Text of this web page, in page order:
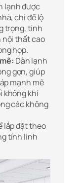
lạnh được
chỉ để lộ
trọng, tinh
nội thất cao
họp.
Dàn lạnh
gọn, giúp
mạnh mẽ
không khí
các không
lắp đặt theo
tính linh